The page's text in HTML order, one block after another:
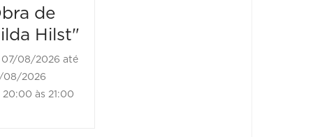
de
Hilst"
07/08/2026 até
08/2026
às 21:00